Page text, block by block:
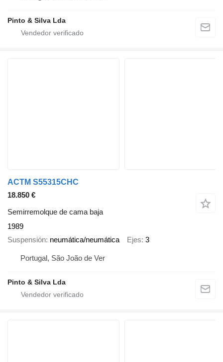
Pinto & Silva Lda
ACTM S55315CHC
18.850 €
Semirremolque de cama baja
1989
Suspensión neumática/neumática Ejes 3
Portugal, São João de Ver
Pinto & Silva Lda